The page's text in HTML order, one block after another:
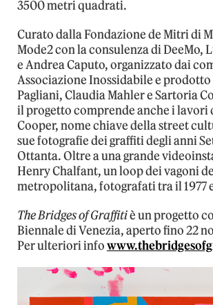
3500 metri quadrati.
Curato dalla Fondazione de Mitri di
Mode2 con la consulenza di DeeMo,
e Andrea Caputo, organizzato dai
Associazione Inossidabile e prodotto
Pagliani, Claudia Mahler e Sartoria
il progetto comprende anche i lavori
Cooper, nome chiave della street
sue fotografie dei graffiti degli anni
Ottanta. Oltre a una grande
Henry Chalfant, un loop dei vagoni
metropolitana, fotografati tra il 1977
The Bridges of Graffitiè un progetto
Biennale di Venezia, aperto fino 22
Per ulteriori info